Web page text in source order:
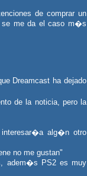
de comprar un
se me da el caso m�s
Dreamcast ha dejado
de la noticia, pero la
alg�n otro
no me gustan"
adem�s PS2 es muy